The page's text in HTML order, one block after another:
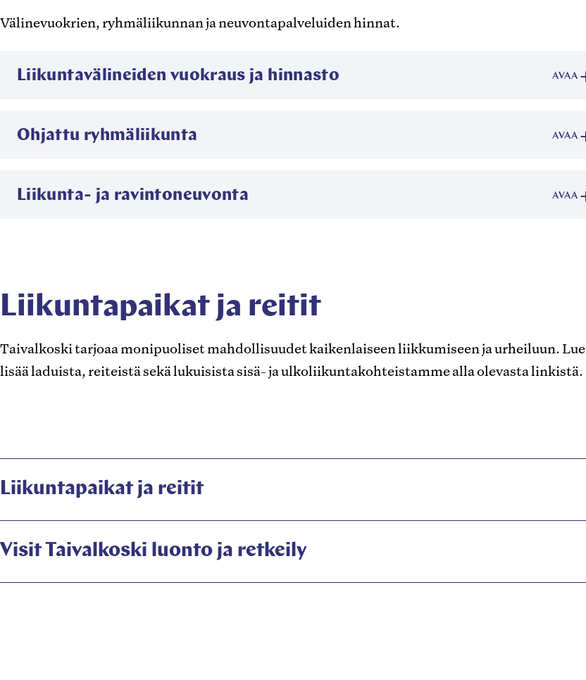
Välinevuokrien, ryhmäliikunnan ja neuvontapalveluiden hinnat.
Liikuntavälineiden vuokraus ja hinnasto AVAA
Ohjattu ryhmäliikunta AVAA
Liikunta- ja ravintoneuvonta AVAA
Liikuntapaikat ja reitit
Taivalkoski tarjoaa monipuoliset mahdollisuudet kaikenlaiseen liikkumiseen ja urheiluun. Lue
lisää laduista, reiteistä sekä lukuisista sisä- ja ulkoliikuntakohteistamme alla olevasta linkistä.
Liikuntapaikat ja reitit
Visit Taivalkoski luonto ja retkeily
Avautuu
uuteen